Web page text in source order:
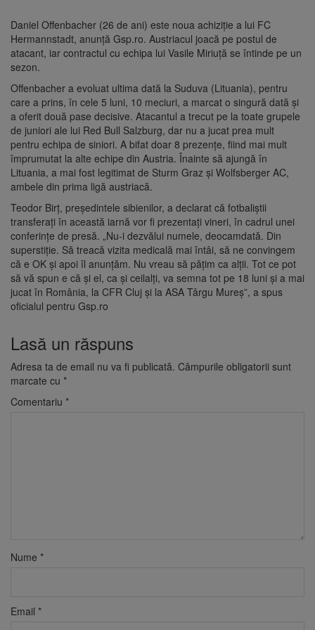
Daniel Offenbacher (26 de ani) este noua achiziţie a lui FC
Hermannstadt, anunţă Gsp.ro. Austriacul joacă pe postul de
atacant, iar contractul cu echipa lui Vasile Miriuţă se întinde pe un
sezon.
Offenbacher a evoluat ultima dată la Suduva (Lituania), pentru
care a prins, în cele 5 luni, 10 meciuri, a marcat o singură dată şi
a oferit două pase decisive. Atacantul a trecut pe la toate grupele
de juniori ale lui Red Bull Salzburg, dar nu a jucat prea mult
pentru echipa de siniori. A bifat doar 8 prezenţe, fiind mai mult
împrumutat la alte echipe din Austria. Înainte să ajungă în
Lituania, a mai fost legitimat de Sturm Graz şi Wolfsberger AC,
ambele din prima ligă austriacă.
Teodor Birţ, preşedintele sibienilor, a declarat că fotbaliştii
transferaţi în această iarnă vor fi prezentaţi vineri, în cadrul unei
conferinţe de presă. „Nu-i dezvălui numele, deocamdată. Din
superstiţie. Să treacă vizita medicală mai întâi, să ne convingem
că e OK şi apoi îl anunţăm. Nu vreau să păţim ca alţii. Tot ce pot
să vă spun e că şi el, ca şi ceilalţi, va semna tot pe 18 luni şi a mai
jucat în România, la CFR Cluj şi la ASA Târgu Mureş”, a spus
oficialul pentru Gsp.ro
Lasă un răspuns
Adresa ta de email nu va fi publicată. Câmpurile obligatorii sunt
marcate cu *
Comentariu *
Nume *
Email *